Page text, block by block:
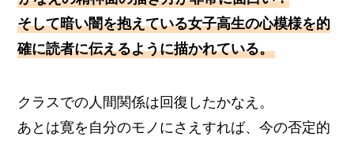
そして暗い闇を抱えている女子高生の心模様を的
確に読者に伝えるように描かれている。
クラスでの人間関係は回復したかなえ。
あとは寛を自分のモノにさえすれば、今の否定的